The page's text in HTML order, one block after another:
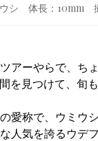
シ 体長：10mm
アーやらで、ち
を見つけて、旬
愛称で、ウミウ
人気を誇るウデ